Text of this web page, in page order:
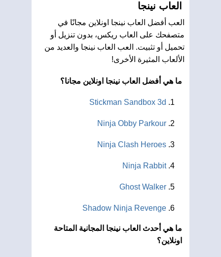
العاب نينجا
العب أفضل العاب نينجا اونلاين مجانًا في
متصفحك على العاب ريكس، بدون تنزيل أو
تحميل أو تثبيت. العب العاب نينجا والعديد من
الألعاب المثيرة الأخرى!
ما هي أفضل العاب نينجا اونلاين مجانا؟
Stickman Sandbox 3d
Ninja Obby Parkour
Ninja Clash Heroes
Ninja Rabbit
Ghost Walker
Shadow Ninja Revenge
ما هي أحدث العاب نينجا المجانية المتاحة
اونلاين؟